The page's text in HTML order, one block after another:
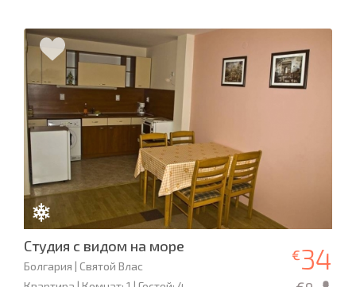
Студия с видом на море
Болгария | Святой Влас
€34